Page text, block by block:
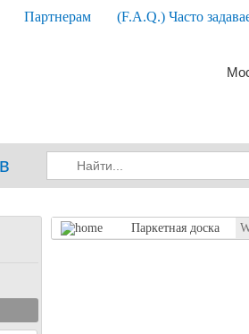
Партнерам (F.A.Q.) Часто
Паркетная доска